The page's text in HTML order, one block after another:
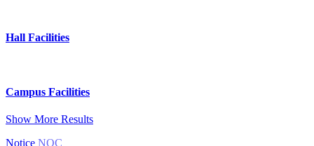
Hall Facilities
Campus Facilities
Show More Results
Notice NOC